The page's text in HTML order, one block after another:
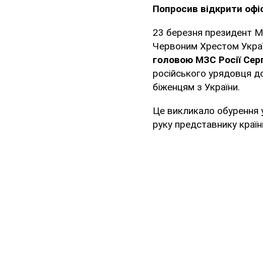
Попросив відкрити
23 березня президент
Червоним Хрестом
головою МЗС Росії
російського урядовця
біженцям з України.
Це викликало обурення
руку представнику